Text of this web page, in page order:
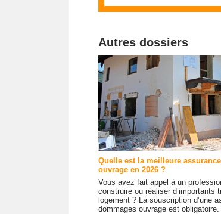
Autres dossiers
Quelle est la meilleure
ouvrage en 2026 ?
Vous avez fait appel à un
construire ou réaliser d’importants
logement ? La souscription d’une
dommages ouvrage est